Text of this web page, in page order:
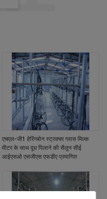
एचएल-जी1 हेरिंगबोन स्ट्रक्चर ग्लास मिल्क
मीटर के साथ दूध पिलाने की सैलून सीई
आईएसओ एसजीएस एफडीए प्रमाणित